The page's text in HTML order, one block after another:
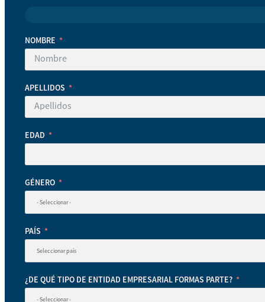
NOMBRE
APELLIDOS
EDAD
GÉNERO
PAÍS
¿DE QUÉ TIPO DE ENTIDAD EMPRESARIAL FORMAS PARTE?